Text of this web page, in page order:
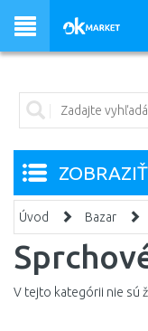
Úvod Bazar
V tejto kategórii nie sú